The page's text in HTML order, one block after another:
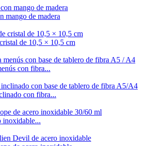
mango de madera
de 10,5 × 10,5 cm
con fibra...
con fibra...
inoxidable...